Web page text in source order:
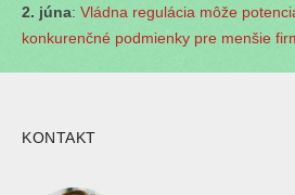
2. júna: Vládna regulácia môže
konkurenčné podmienky pre menšie
KONTAKT